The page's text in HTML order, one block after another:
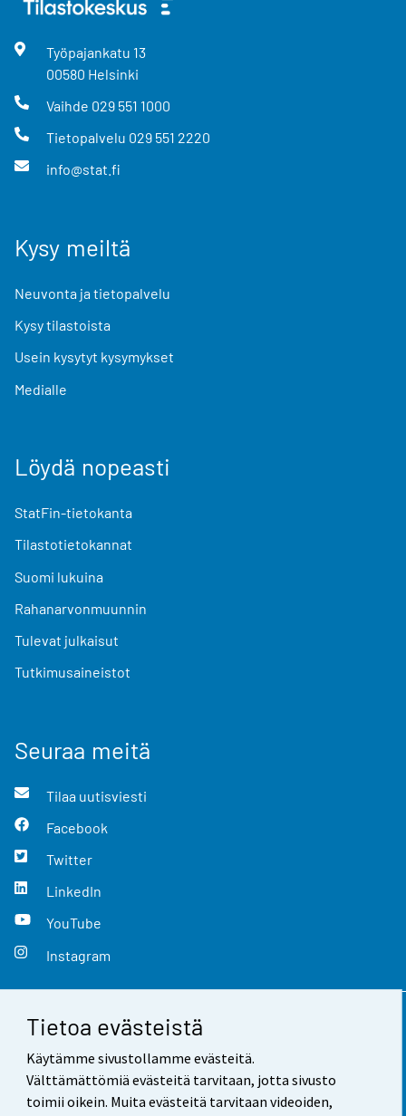
Tietoa evästeistä
Käytämme sivustollamme evästeitä.
Välttämättömiä evästeitä tarvitaan, jotta sivusto
toimii oikein. Muita evästeitä tarvitaan videoiden,
Työpajankatu 13
00580 Helsinki
Vaihde 029 551 1000
Tietopalvelu 029 551 2220
info@stat.fi
Kysy meiltä
Neuvonta ja tietopalvelu
Kysy tilastoista
Usein kysytyt kysymykset
Medialle
Löydä nopeasti
StatFin-tietokanta
Tilastotietokannat
Suomi lukuina
Rahanarvonmuunnin
Tulevat julkaisut
Tutkimusaineistot
Seuraa meitä
Tilaa uutisviesti
Facebook
Twitter
LinkedIn
YouTube
Instagram
Yhteystiedot
Palaute
Käyttöehdot